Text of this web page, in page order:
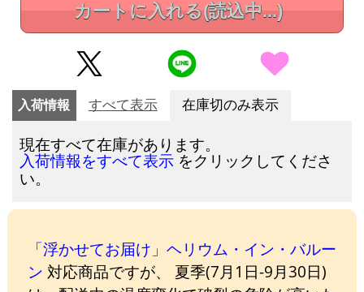
カートに入れる(読込中...)
入荷情報 すべて表示 在庫切のみ表示
現在すべて在庫があります。
入荷情報をすべて表示 をクリックしてくださ
い。
「浮かせてお届け」ヘリウム・イン・バルー
ン 対応商品ですが、 夏季(7月1日-9月30日)